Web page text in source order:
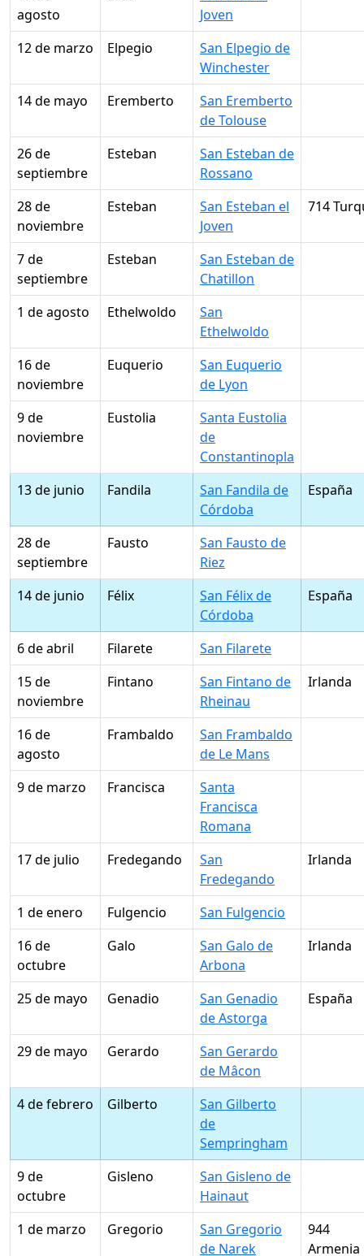
agosto
Joven
12 de marzo
Elpegio
San Elpegio de
Winchester
14 de mayo
Eremberto
San Eremberto
de Tolouse
26 de
septiembre
Esteban
San Esteban de
Rossano
28 de
noviembre
Esteban
San Esteban el
Joven
714
7 de
septiembre
Esteban
San Esteban de
Chatillon
1 de agosto
Ethelwoldo
San
Ethelwoldo
16 de
noviembre
Euquerio
San Euquerio
de Lyon
9 de
noviembre
Eustolia
Santa Eustolia
de
Constantinopla
13 de junio
Fandila
San Fandila de
Córdoba
España
28 de
septiembre
Fausto
San Fausto de
Riez
14 de junio
Félix
San Félix de
Córdoba
España
6 de abril Filarete
San Filarete
15 de
noviembre
Fintano
San Fintano de
Rheinau
Irlanda
16 de
agosto
Frambaldo
San Frambaldo
de Le Mans
9 de marzo
Francisca
Santa
Francisca
Romana
17 de julio
Fredegando
San
Fredegando
Irlanda
1 de enero Fulgencio
San Fulgencio
16 de
octubre
Galo
San Galo de
Arbona
Irlanda
25 de mayo Genadio
San Genadio
de Astorga
España
29 de mayo Gerardo
San Gerardo
de Mâcon
4 de febrero
Gilberto
San Gilberto
de
Sempringham
9 de
octubre
Gisleno
San Gisleno de
Hainaut
1 de marzo
Gregorio
San Gregorio
de Narek
944
Armenia